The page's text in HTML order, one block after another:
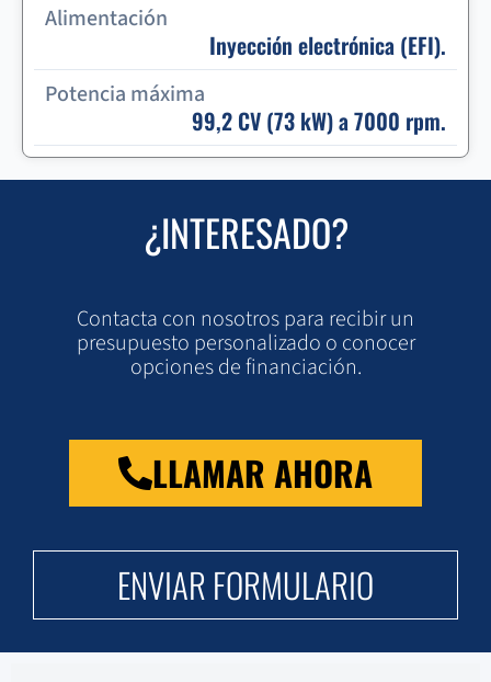
Alimentación
Inyección electrónica (EFI).
Potencia máxima
99,2 CV (73 kW) a 7000 rpm.
¿INTERESADO?
Contacta con nosotros para recibir un
presupuesto personalizado o conocer
opciones de financiación.
LLAMAR AHORA
ENVIAR FORMULARIO